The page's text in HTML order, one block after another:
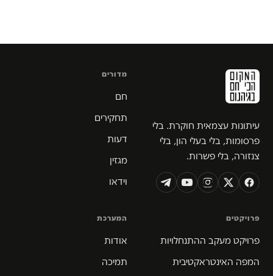
עיתונות עצמאית חוקרת. בלי
פרסומות, בלי בעלי הון, בלי
צנזורה, בלי פשרות.
מדורים
חם
תחקירים
דעות
מגזין
וידאו
פרויקטים
פרויקט מעקב ההתנחלויות
המפה האינטראקטיבית
המערכת
אודות
תמיכה